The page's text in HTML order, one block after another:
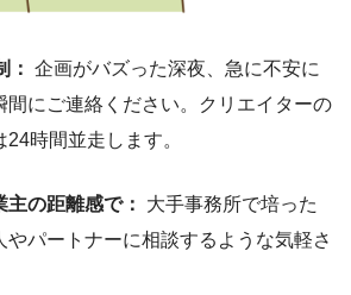
： 企画がバズった深夜、急に不安に
間にご連絡ください。クリエイターの
時間並走します。
の距離感で：
大手事務所で培った
パートナーに相談するような気軽さ